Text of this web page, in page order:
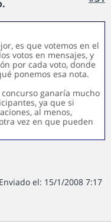
es que votemos en el
votos en mensajes, y
por cada voto, donde
ponemos esa nota.
ganaría mucho
ya que si
al menos,
vez en que pueden
Enviado el: 15/1/2008 7:17